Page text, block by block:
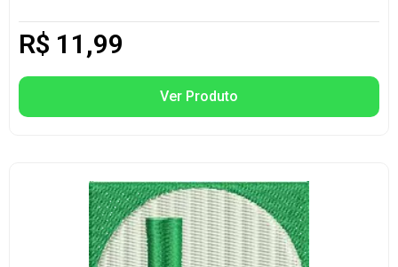
R$ 11,99
Ver Produto